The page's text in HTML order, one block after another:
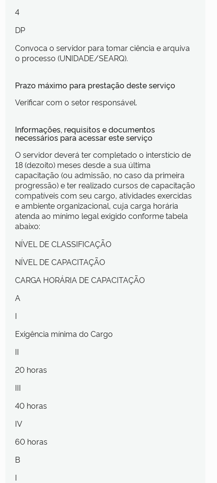
4
DP
Convoca o servidor para tomar ciência e arquiva
o processo (UNIDADE/SEARQ).
Prazo máximo para prestação deste serviço
Verificar com o setor responsável.
Informações, requisitos e documentos
necessários para acessar este serviço
O servidor deverá ter completado o interstício de
18 (dezoito) meses desde a sua última
capacitação (ou admissão, no caso da primeira
progressão) e ter realizado cursos de capacitação
compatíveis com seu cargo, atividades exercidas
e ambiente organizacional, cuja carga horária
atenda ao mínimo legal exigido conforme tabela
abaixo:
NÍVEL DE CLASSIFICAÇÃO
NÍVEL DE CAPACITAÇÃO
CARGA HORÁRIA DE CAPACITAÇÃO
A
I
Exigência mínima do Cargo
II
20 horas
III
40 horas
IV
60 horas
B
I